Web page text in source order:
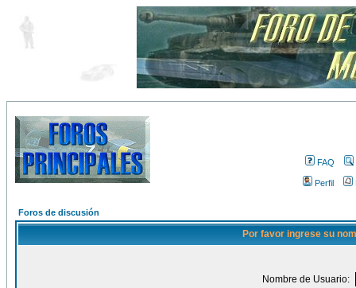
FAQ
Perfil
Foros de discusión
Por favor ingrese su
Nombre de Usuario: